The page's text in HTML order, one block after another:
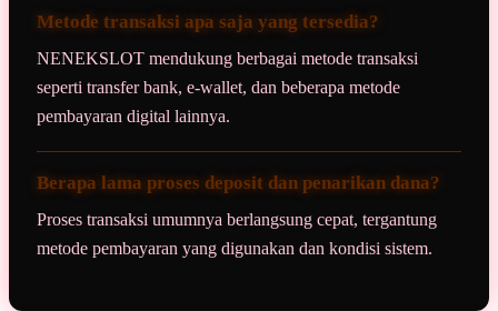
Metode transaksi apa saja yang tersedia?
NENEKSLOT mendukung berbagai metode transaksi
seperti transfer bank, e-wallet, dan beberapa metode
pembayaran digital lainnya.
Berapa lama proses deposit dan penarikan dana?
Proses transaksi umumnya berlangsung cepat, tergantung
metode pembayaran yang digunakan dan kondisi sistem.